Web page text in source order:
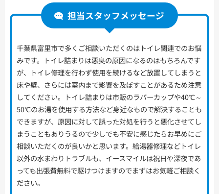
担当スタッフメッセージ
千葉県富里市で多くご相談いただくのはトイレ関連でのお悩
みです。トイレ詰まりは悪臭の原因になるのはもちろんです
が、トイレ修理を行わず使用を続けるなど放置してしまうと
床や壁、さらには室内まで影響を及ぼすことがあるため注意
してください。トイレ詰まりは市販のラバーカップや40℃～
50℃のお湯を使用する方法など身近なもので解決することも
できますが、原因に対して誤った対処を行うと悪化させてし
まうこともありうるので少しでも不安に感じたらお早めにご
相談いただくのが良いかと思います。給湯器修理などトイレ
以外の水まわりトラブルも、イースマイルは祝日や深夜であ
っても出張費無料で駆けつけますのでまずはお気軽ご相談く
ださい。